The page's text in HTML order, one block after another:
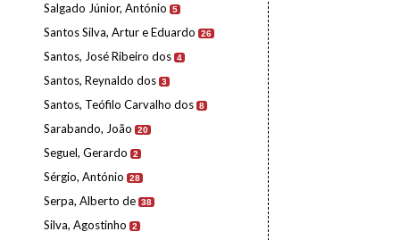
Salgado Júnior, António 5
Santos Silva, Artur e Eduardo 26
Santos, José Ribeiro dos 4
Santos, Reynaldo dos 3
Santos, Teófilo Carvalho dos 8
Sarabando, João 20
Seguel, Gerardo 2
Sérgio, António 28
Serpa, Alberto de 38
Silva, Agostinho 2